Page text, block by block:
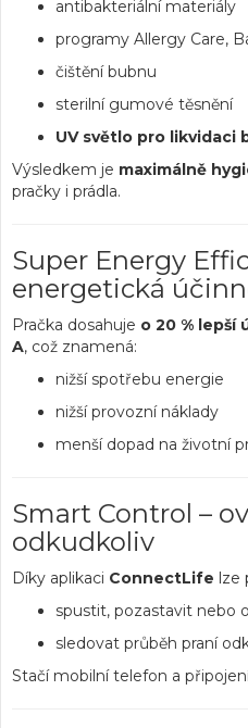
antibakteriální materiály
programy Allergy Care,
čištění bubnu
sterilní gumové těsnění
UV světlo pro likvidaci
Výsledkem je maximálně
pračky i prádla.
Super Energy
energetická
Pračka dosahuje o 20 % lepší
A, což znamená:
nižší spotřebu energie
nižší provozní náklady
menší dopad na životní
Smart Control –
odkudkoliv
Díky aplikaci ConnectLife lze
spustit, pozastavit nebo
sledovat průběh praní
Stačí mobilní telefon a